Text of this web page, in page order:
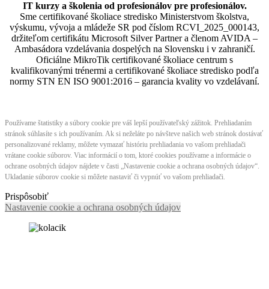
IT kurzy a školenia od profesionálov pre profesionálov.
Sme certifikované školiace stredisko Ministerstvom školstva,
výskumu, vývoja a mládeže SR pod číslom RCVI_2025_000143,
držiteľom certifikátu Microsoft Silver Partner a členom AVIDA –
Ambasádora vzdelávania dospelých na Slovensku i v zahraničí.​​​​​​​​​​​​​​​​
Oficiálne MikroTik certifikované školiace centrum s
kvalifikovanými trénermi ​​​​​​​​​​a certifikované školiace stredisko podľa
normy STN EN ISO 9001:2016 – garancia kvality vo vzdelávaní.
Používame štatistiky a súbory cookie pre váš lepší používateľský zážitok. Prehliadaním
stránok súhlasíte s ich používaním. Ak si neželáte po návšteve našich web stránok dostávať
personalizované reklamy, môžete vymazať históriu prehliadania vo vašom prehliadači
vrátane cookie súborov. Viac informácií o tom, ktoré cookies používame a informácie o
ochrane osobných údajov nájdete v časti „Nastavenie cookie a ochrana osobných údajov“.
Ukladanie súborov cookie si môžete nastaviť či vypnúť vo vašom prehliadači.
Prispôsobiť
Nastavenie cookie a ochrana osobných údajov